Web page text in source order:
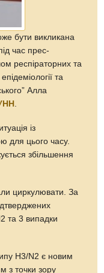
бути викликана
час прес-
респіраторних та
та
Алла
із
для цього часу.
збільшення
циркулювати. За
та 3 випадки
H3/N2 є новим
з точки зору